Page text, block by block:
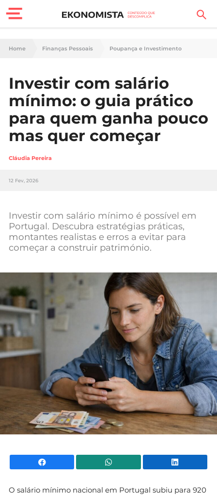
Finanças Pessoais
Carreira
Casa
Lifestyle
Sociedade
Tecnologia
Negócios
Mundial 2026
Home Finanças Pessoais Poupança e Investimento
Investir com salário
mínimo: o guia prático
para quem ganha pouco
mas quer começar
Cláudia Pereira
12 Fev, 2026
Investir com salário mínimo é possível em
Portugal. Descubra estratégias práticas,
montantes realistas e erros a evitar para
começar a construir património.
Facebook WhatsApp
O salário mínimo nacional em Portugal subiu para 920